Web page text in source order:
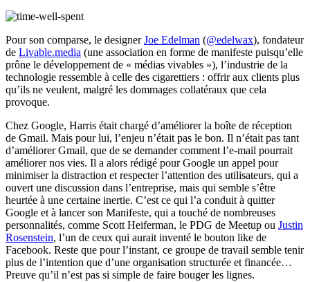
Pour son comparse, le designerJoe Edelman (@edelwax), fondateur
de Livable.media (une association en forme de manifeste puisqu’elle
prône le développement de « médias vivables »), l’industrie de la
technologie ressemble à celle des cigarettiers : offrir aux clients plus
qu’ils ne veulent, malgré les dommages collatéraux que cela
provoque.
Chez Google, Harris était chargé d’améliorer la boîte de réception
de Gmail. Mais pour lui, l’enjeu n’était pas le bon. Il n’était pas tant
d’améliorer Gmail, que de se demander comment l’e-mail pourrait
améliorer nos vies. Il a alors rédigé pour Google un appel pour
minimiser la distraction et respecter l’attention des utilisateurs, qui a
ouvert une discussion dans l’entreprise, mais qui semble s’être
heurtée à une certaine inertie. C’est ce qui l’a conduit à quitter
Google et à lancer son Manifeste, qui a touché de nombreuses
personnalités, comme Scott Heiferman, le PDG de Meetup ou Justin
Rosenstein, l’un de ceux qui aurait inventé le bouton like de
Facebook. Reste que pour l’instant, ce groupe de travail semble tenir
plus de l’intention que d’une organisation structurée et financée…
Preuve qu’il n’est pas si simple de faire bouger les lignes.